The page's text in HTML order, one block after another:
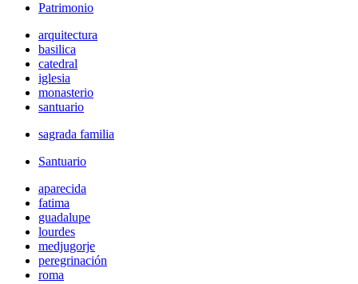
Patrimonio
arquitectura
basilica
catedral
iglesia
monasterio
santuario
sagrada familia
Santuario
aparecida
fatima
guadalupe
lourdes
medjugorje
peregrinación
roma